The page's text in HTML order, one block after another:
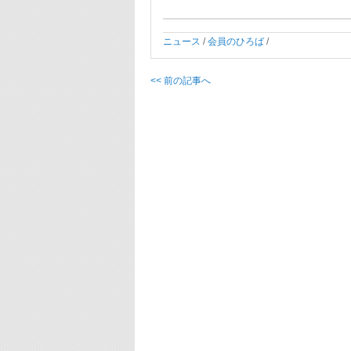
ニュース /会員のひろば /
<< 前の記事へ